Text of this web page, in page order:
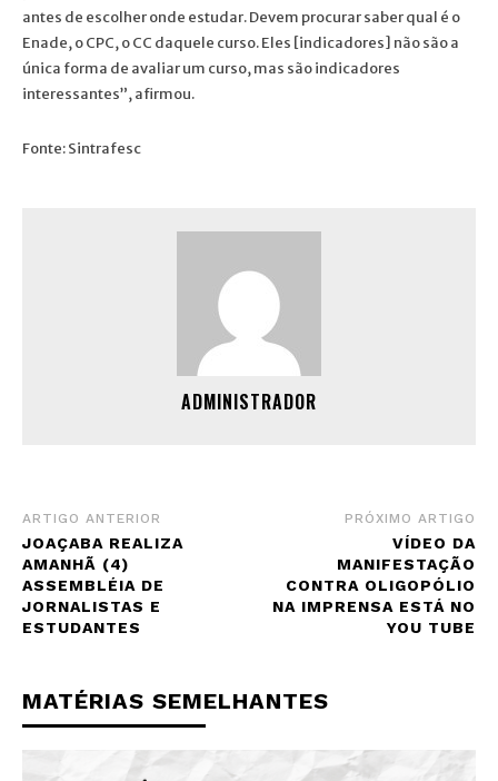
antes de escolher onde estudar. Devem procurar saber qual é o
Enade, o CPC, o CC daquele curso. Eles [indicadores] não são a
única forma de avaliar um curso, mas são indicadores
interessantes”, afirmou.
Fonte: Sintrafesc
ADMINISTRADOR
ARTIGO ANTERIOR
JOAÇABA REALIZA
AMANHÃ (4)
ASSEMBLÉIA DE
JORNALISTAS E
ESTUDANTES
PRÓXIMO ARTIGO
VÍDEO DA
MANIFESTAÇÃO
CONTRA OLIGOPÓLIO
NA IMPRENSA ESTÁ NO
YOU TUBE
MATÉRIAS SEMELHANTES